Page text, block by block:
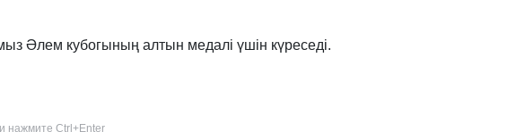
Әлем кубогының алтын медалі үшін күреседі.
нажмите Ctrl+Enter